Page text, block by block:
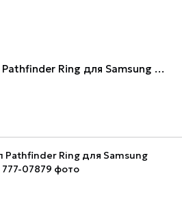
Ударопрочный чехол Pathfinder Ring для Samsung Galaxy A04 Light Blue